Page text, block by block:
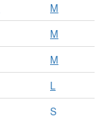
M
M
M
L
S